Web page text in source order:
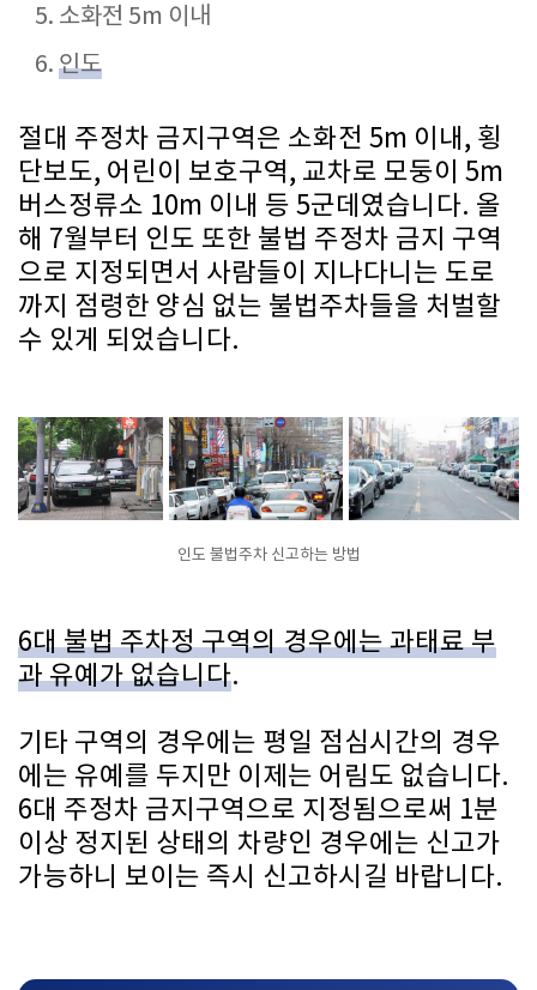
소화전 5m 이내
인도
절대 주정차 금지구역은 소화전 5m 이내, 횡
단보도, 어린이 보호구역, 교차로 모둥이 5m
버스정류소 10m 이내 등 5군데였습니다. 올
해 7월부터 인도 또한 불법 주정차 금지 구역
으로 지정되면서 사람들이 지나다니는 도로
까지 점령한 양심 없는 불법주차들을 처벌할
수 있게 되었습니다.
인도 불법주차 신고하는 방법
6대 불법 주차정 구역의 경우에는 과태료 부
과 유예가 없습니다.
기타 구역의 경우에는 평일 점심시간의 경우
에는 유예를 두지만 이제는 어림도 없습니다.
6대 주정차 금지구역으로 지정됨으로써 1분
이상 정지된 상태의 차량인 경우에는 신고가
가능하니 보이는 즉시 신고하시길 바랍니다.